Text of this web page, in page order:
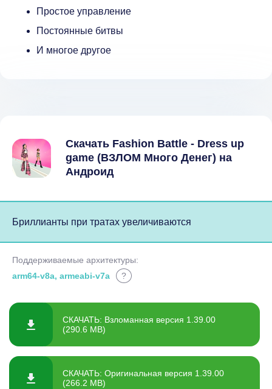
Простое управление
Постоянные битвы
И многое другое
Скачать Fashion Battle - Dress up
game (ВЗЛОМ Много Денег) на
Андроид
Бриллианты при тратах увеличиваются
Поддерживаемые архитектуры:
arm64-v8a, armeabi-v7a
?
СКАЧАТЬ: Взломанная версия 1.39.00
(290.6 MB)
СКАЧАТЬ: Оригинальная версия 1.39.00
(266.2 MB)